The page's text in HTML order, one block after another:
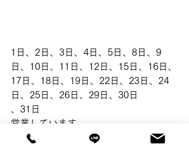
1日、2日、3日、4日、5日、8日、9
日、10日、11日、12日、15日、16日、
17日、18日、19日、22日、23日、24
日、25日、26日、29日、30日
、31日
営業しています。